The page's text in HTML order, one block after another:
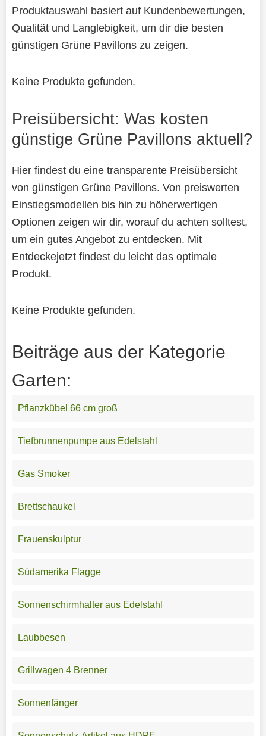
Produktauswahl basiert auf Kundenbewertungen,
Qualität und Langlebigkeit, um dir die besten
günstigen Grüne Pavillons zu zeigen.
Keine Produkte gefunden.
Preisübersicht: Was kosten
günstige Grüne Pavillons aktuell?
Hier findest du eine transparente Preisübersicht
von günstigen Grüne Pavillons. Von preiswerten
Einstiegsmodellen bis hin zu höherwertigen
Optionen zeigen wir dir, worauf du achten solltest,
um ein gutes Angebot zu entdecken. Mit
Entdeckejetzt findest du leicht das optimale
Produkt.
Keine Produkte gefunden.
Beiträge aus der Kategorie
Garten:
Pflanzkübel 66 cm groß
Tiefbrunnenpumpe aus Edelstahl
Gas Smoker
Brettschaukel
Frauenskulptur
Südamerika Flagge
Sonnenschirmhalter aus Edelstahl
Laubbesen
Grillwagen 4 Brenner
Sonnenfänger